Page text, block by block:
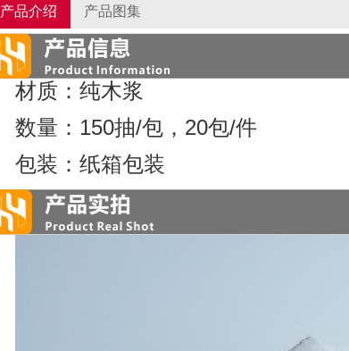
产品介绍 产品图集
材质：纯木浆
数量：150抽/包，20包/件
包装：纸箱包装